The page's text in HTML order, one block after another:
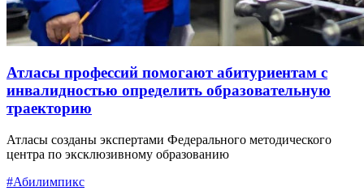
Атласы профессий помогают абитуриентам с
инвалидностью определить образовательную
траекторию
Атласы созданы экспертами Федерального методического
центра по эксклюзивному образованию
#Абилимпикс